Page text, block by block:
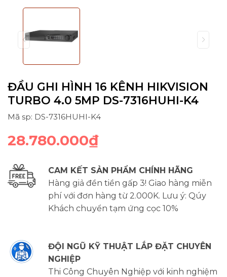
ĐẦU GHI HÌNH 16 KÊNH HIKVISION
TURBO 4.0 5MP DS-7316HUHI-K4
Mã sp: DS-7316HUHI-K4
28.780.000₫
CAM KẾT SẢN PHẨM CHÍNH HÃNG
Hàng giả đền tiền gấp 3! Giao hàng miễn
phí với đơn hàng từ 2.000K. Lưu ý: Qúy
Khách chuyển tạm ứng cọc 10%
ĐỘI NGŨ KỸ THUẬT LẮP ĐẶT CHUYÊN
NGHIỆP
Thi Công Chuyên Nghiệp với kinh nghiệm